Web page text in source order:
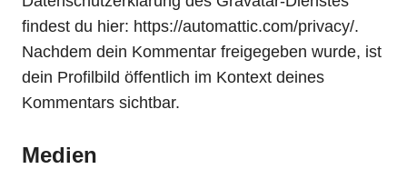
findest du hier: https://automattic.com/privacy/.
Nachdem dein Kommentar freigegeben wurde, ist
dein Profilbild öffentlich im Kontext deines
Kommentars sichtbar.
Medien